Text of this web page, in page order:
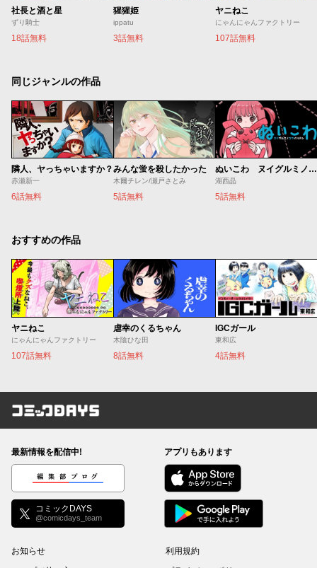
社長と酒と星
ずり騎士
18話無料
猩猩姫
ippatu
3話無料
ヤニねこ
にゃんにゃんファクトリー
107話無料
同じジャンルの作品
隣人、ヤっちゃいますか？
赤瀬新一
6話無料
みんな蛍を殺したかった
木爾チレン/瀬戸さとみ
5話無料
ぬいこわ ヌイグルミノコワイハナシ
湖西晶
5話無料
おすすめの作品
ヤニねこ
にゃんにゃんファクトリー
107話無料
虐幸のくるちゃん
木陰ひな田
8話無料
IGCガール
東和広
4話無料
コミックDAYS
最新情報を配信中!
編集部ブログ
コミックDAYS
@comicdays_team
アプリもあります
お知らせ
利用規約